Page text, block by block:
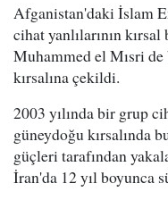
Afganistan'daki İslam
cihat yanlılarının
Muhammed el Mısri
kırsalına çekildi.
2003 yılında bir grup
güneydoğu kırsalında
güçleri tarafından
İran'da 12 yıl boyunca